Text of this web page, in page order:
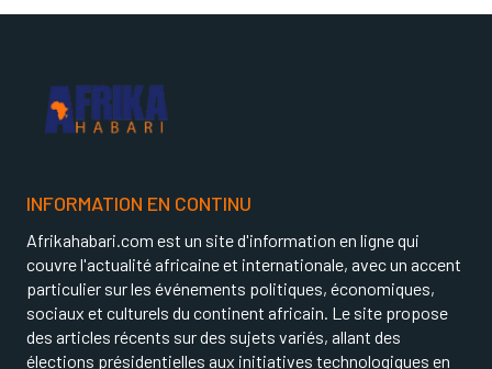
INFORMATION EN CONTINU
Afrikahabari.com est un site d'information en ligne qui
couvre l'actualité africaine et internationale, avec un accent
particulier sur les événements politiques, économiques,
sociaux et culturels du continent africain. Le site propose
des articles récents sur des sujets variés, allant des
élections présidentielles aux initiatives technologiques en